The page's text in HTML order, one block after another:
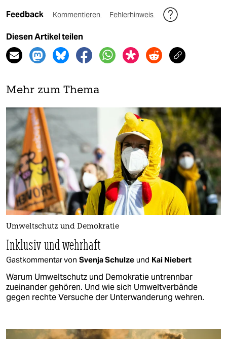
Feedback Kommentieren Fehlerhinweis
Diesen Artikel teilen
Mehr zum Thema
Umweltschutz und Demokratie
Inklusiv und wehrhaft
Gastkommentar von Svenja Schulze und Kai Niebert
Warum Umweltschutz und Demokratie untrennbar
zueinander gehören. Und wie sich Umweltverbände
gegen rechte Versuche der Unterwanderung wehren.